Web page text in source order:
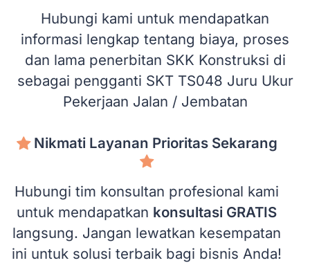
Hubungi kami untuk mendapatkan
informasi lengkap tentang biaya, proses
dan lama penerbitan SKK Konstruksi di
sebagai pengganti SKT TS048 Juru Ukur
Pekerjaan Jalan / Jembatan
Nikmati Layanan Prioritas Sekarang
Hubungi tim konsultan profesional kami
untuk mendapatkan konsultasi GRATIS
langsung. Jangan lewatkan kesempatan
ini untuk solusi terbaik bagi bisnis Anda!